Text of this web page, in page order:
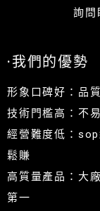
詢問
·我們的優勢
形象口碑好：品
技術門檻高：不
經營難度低：
鬆賺
高質量產品：大
第一